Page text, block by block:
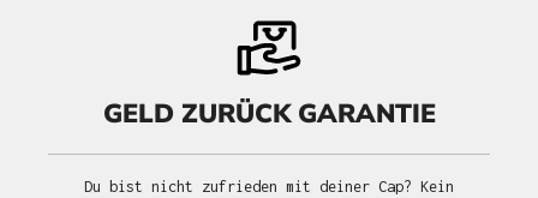
GELD ZURÜCK GARANTIE
Du bist nicht zufrieden mit deiner Cap? Kein